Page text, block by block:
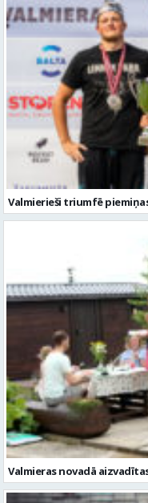
Valmierieši triumfē
Valmieras novadā